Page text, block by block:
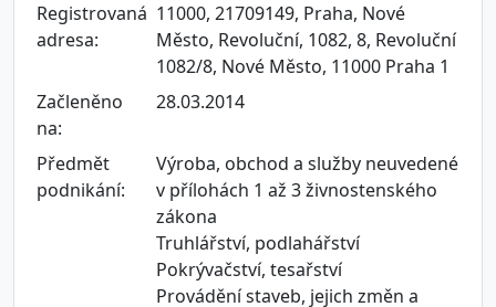
Registrovaná
adresa:
11000, 21709149, Praha, Nové
Město, Revoluční, 1082, 8, Revoluční
1082/8, Nové Město, 11000 Praha 1
Začleněno
na:
28.03.2014
Předmět
podnikání:
Výroba, obchod a služby neuvedené
v přílohách 1 až 3 živnostenského
zákona
Truhlářství, podlahářství
Pokrývačství, tesařství
Provádění staveb, jejich změn a